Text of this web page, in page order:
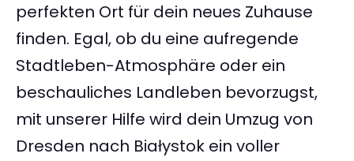
perfekten Ort für dein neues Zuhause
finden. Egal, ob du eine aufregende
Stadtleben-Atmosphäre oder ein
beschauliches Landleben bevorzugst,
mit unserer Hilfe wird dein Umzug von
Dresden nach Białystok ein voller